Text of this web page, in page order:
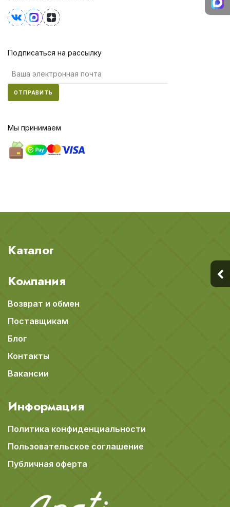
Подписаться на рассылку
ОТПРАВИТЬ
Мы принимаем
Каталог
Компания
Возврат и обмен
Поставщикам
Блог
Контакты
Вакансии
Информация
Политика конфиденциальности
Пользовательское соглашение
Публичная оферта